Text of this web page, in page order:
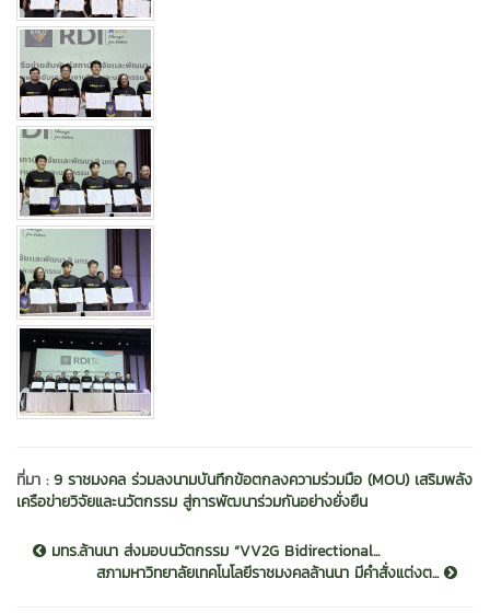
ที่มา :9 ราชมงคล ร่วมลงนามบันทึกข้อตกลงความร่วมมือ (MOU) เสริมพลัง
เครือข่ายวิจัยและนวัตกรรม สู่การพัฒนาร่วมกันอย่างยั่งยืน
มทร.ล้านนา ส่งมอบนวัตกรรม “VV2G Bidirectional...
สภามหาวิทยาลัยเทคโนโลยีราชมงคลล้านนา มีคำสั่งแต่งต...